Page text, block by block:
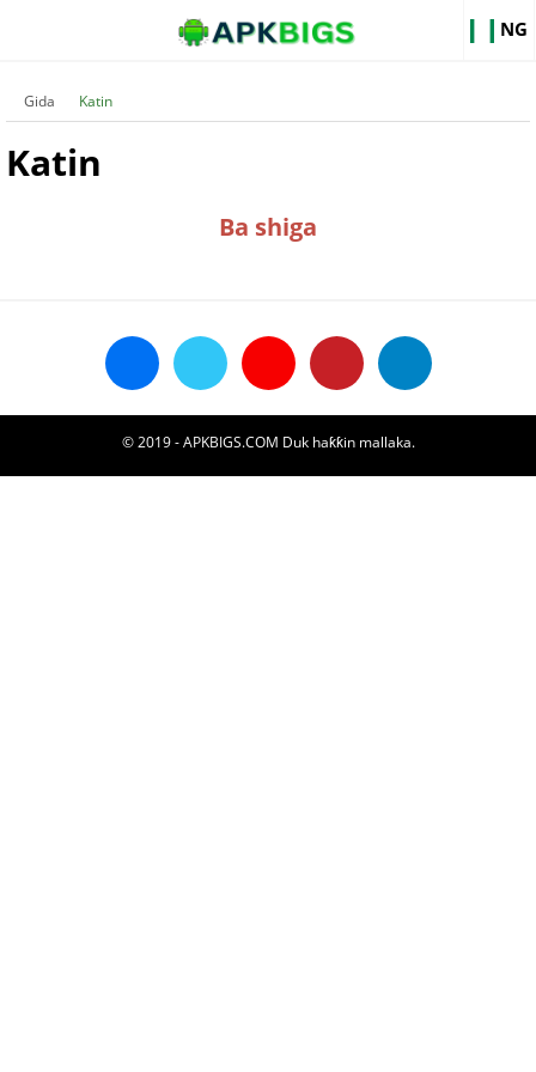
NG
Gida Katin
Katin
Ba shiga
© 2019 - APKBIGS.COM Duk haƙƙin mallaka.